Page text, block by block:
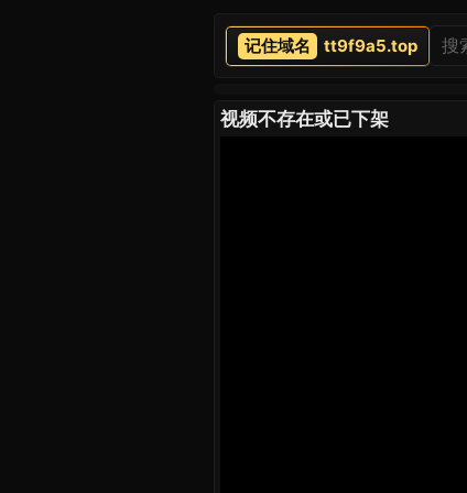
tt9f9a5.top
视频不存在或已下架